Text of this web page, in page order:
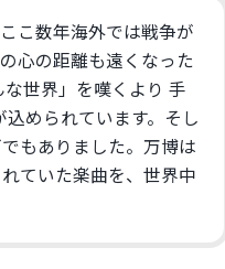
こ数年海外では戦争が
心の距離も遠くなった
世界」を嘆くより 手
められています。そし
もありました。万博は
ていた楽曲を、世界中